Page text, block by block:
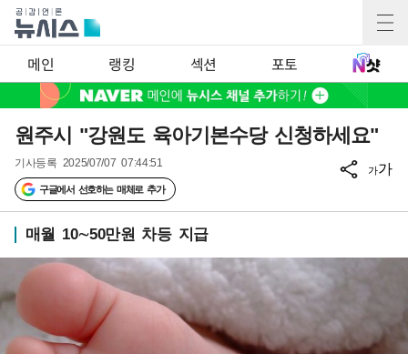
메인 랭킹 섹션 포토
원주시 "강원도 육아기본수당 신청하세요"
기사등록 2025/07/07 07:44:51
구글에서 선호하는 매체로 추가
가가
매월 10∼50만원 차등 지급